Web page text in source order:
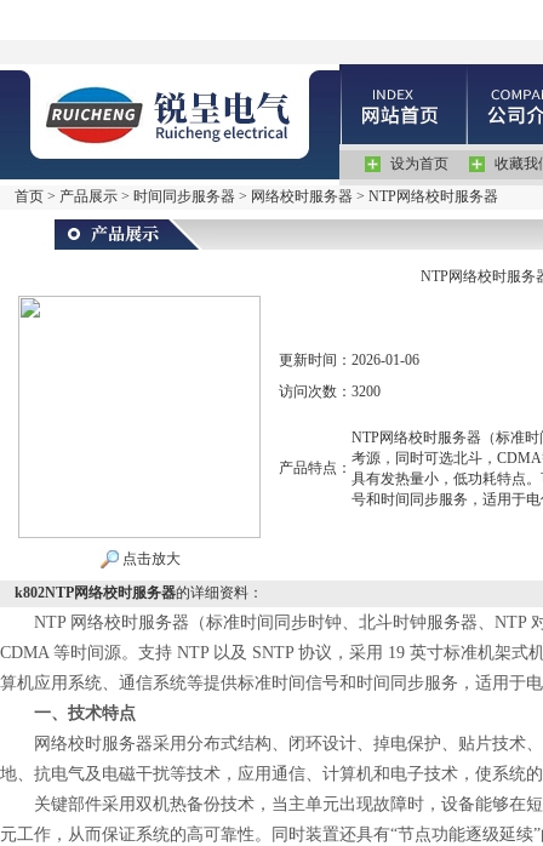
设为首页
收藏我
首页 > 产品展示 > 时间同步服务器 > 网络校时服务器 > NTP网络校时服务器
NTP网络校时服务
点击放大
更新时间： 2026-01-06
访问次数： 3200
产品特点：
NTP网络校时服务器（标准
考源，同时可选北斗，
具有发热量小，低功耗特点
号和时间同步服务，适用于
k802NTP网络校时服务器的详细资料：
NTP 网络校时服务器（标准时间同步时钟、北斗时钟服务器、NTP
CDMA 等时间源。支持 NTP 以及 SNTP 协议，采用 19 英寸标准机架
算机应用系统、通信系统等提供标准时间信号和时间同步服务，适用于
一、技术特点
网络校时服务器采用分布式结构、闭环设计、掉电保护、贴片技术
地、抗电气及电磁干扰等技术，应用通信、计算机和电子技术，使系统
关键部件采用双机热备份技术，当主单元出现故障时，设备能够在
元工作，从而保证系统的高可靠性。同时装置还具有“节点功能逐级延